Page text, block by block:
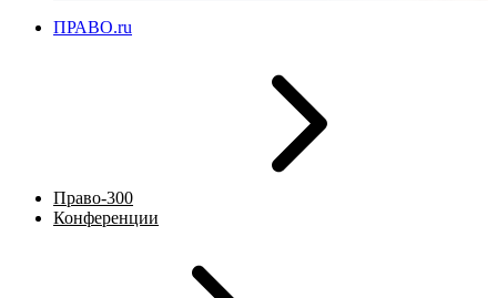
ПРАВО.ru
Право-300
Конференции